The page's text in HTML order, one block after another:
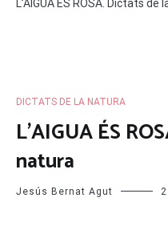
L’AIGUA ÉS ROSA. Dictats de
DICTATS DE LA NATURA
L’AIGUA ÉS
natura
Jesús Bernat Agut